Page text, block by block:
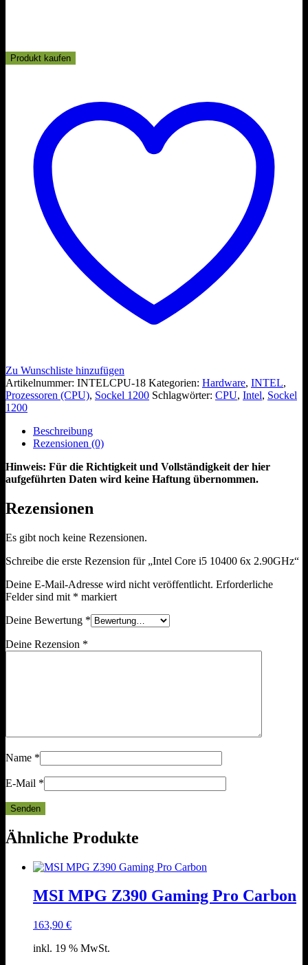
Produkt kaufen
Zu Wunschliste hinzufügen
Artikelnummer: INTELCPU-18 Kategorien: Hardware, INTEL,
Prozessoren (CPU), Sockel 1200 Schlagwörter: CPU, Intel, Sockel
1200
Beschreibung
Rezensionen (0)
Hinweis: Für die Richtigkeit und Vollständigkeit der hier
aufgeführten Daten wird keine Haftung übernommen.
Rezensionen
Es gibt noch keine Rezensionen.
Schreibe die erste Rezension für „Intel Core i5 10400 6x 2.90GHz“
Deine E-Mail-Adresse wird nicht veröffentlicht. Erforderliche
Felder sind mit * markiert
Deine Bewertung *
Deine Rezension *
Name *
E-Mail *
Ähnliche Produkte
MSI MPG Z390 Gaming Pro Carbon
163,90 €
inkl. 19 % MwSt.